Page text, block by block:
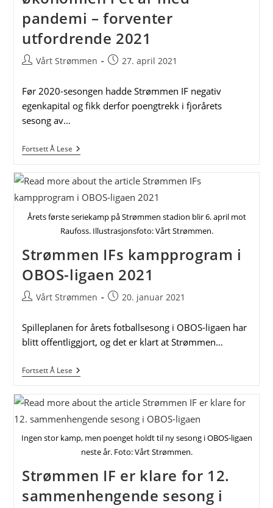
pandemi – forventer
utfordrende 2021
PostVårt Strømmen
Post27. april 2021
Før 2020-sesongen hadde Strømmen IF negativ
egenkapital og fikk derfor poengtrekk i fjorårets
sesong av…
Fortsett Å LeseStrømmen
IF
Økonomien
I
Et
Med
Pandemi
–
Utfordrende
Årets første seriekamp på Strømmen stadion blir 6. april mot
Raufoss. Illustrasjonsfoto: Vårt Strømmen.
Strømmen IFs kampprogram i
OBOS-ligaen 2021
PostVårt Strømmen
Post20. januar 2021
Spilleplanen for årets fotballsesong i OBOS-ligaen har
blitt offentliggjort, og det er klart at Strømmen…
Fortsett Å LeseStrømmen
IFs
I
OBOS-
Ligaen
2021
Ingen stor kamp, men poenget holdt til ny sesong i OBOS-ligaen
neste år. Foto: Vårt Strømmen.
Strømmen IF er klare for 12.
sammenhengende sesong i